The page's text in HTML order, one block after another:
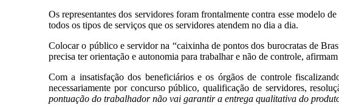
Os representantes dos servidores foram frontalmente contra esse modelo
todos os tipos de serviços que os servidores atendem no dia a dia.
Colocar o público e servidor na “caixinha de pontos dos burocratas de
precisa ter orientação e autonomia para trabalhar e não de controle,
Com a insatisfação dos beneficiários e os órgãos de controle
necessariamente por concurso público, qualificação de servidores,
pontuação do trabalhador não vai garantir a entrega qualitativa do